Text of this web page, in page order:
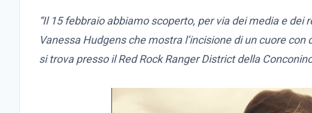
“Il 15 febbraio abbiamo scoperto, per via dei media e dei
Vanessa Hudgens che mostra l’incisione di un cuore
si trova presso il Red Rock Ranger District della